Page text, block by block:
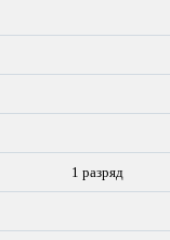
1 разряд